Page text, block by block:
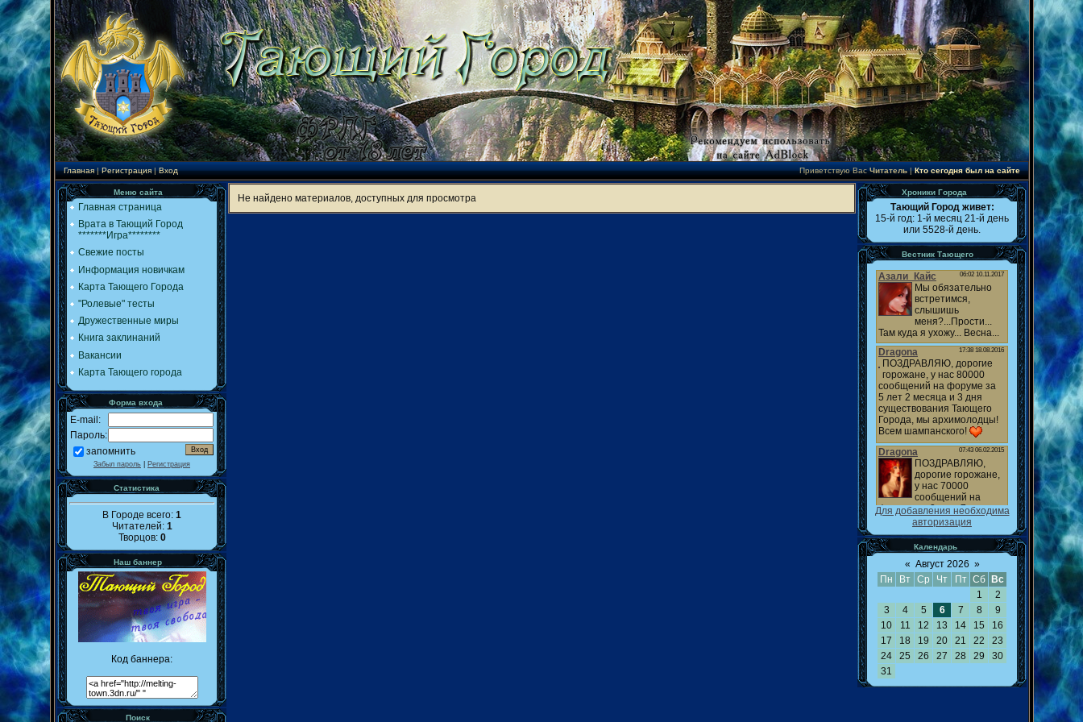
Главная|Регистрация|Вход Приветствую Вас Читатель|Кто сегодня был на сайте
Меню сайта
Главная страница
Врата в Тающий Город
*******Игра********
Свежие посты
Информация новичкам
Карта Тающего Города
"Ролевые" тесты
Дружественные миры
Книга заклинаний
Вакансии
Карта Тающего города
Форма входа
E-mail:
Пароль:
запомнить
Забыл пароль Регистрация
Статистика
В Городе всего: 1
Читателей: 1
Творцов: 0
Наш баннер
Код баннера:
Поиск
Не найдено материалов, доступных для просмотра
Хроники Города
Тающий Город живет:
15-й год: 1-й месяц 21-й день
или 5528-й день.
Вестник Тающего
Для добавления необходима
авторизация
Календарь
« Август 2026 »
Пн
Вт Ср Чт Пт Сб
Вс
1
2
3
4 5 6 7 8
9
10
11 12 13 14 15
16
17
18 19 20 21 22
23
24
25 26 27 28 29
30
31